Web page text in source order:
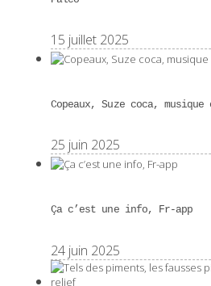
15 juillet 2025
Copeaux, Suze coca,
25 juin 2025
Ça c’est une info, Fr-app
24 juin 2025